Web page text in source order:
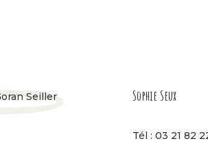
Sophie Seux
Tél : 03 21 82